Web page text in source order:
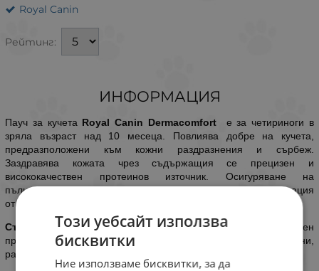
Royal Canin
Рейтинг:
ИНФОРМАЦИЯ
Пауч за кучета Royal Canin Dermacomfort е за четириноги в
зряла възраст над 10 месеца. Повлиява добре на кучета,
предразположени към кожни раздразнения и сърбеж.
Заздравява кожата чрез съдържащия се прецизен и
висококачествен протеинов източник. Осигуряване на
пълноценно и балансирано хранене с перфектната комбинация
от сухи и мокри хранителни формули.
Състав:
месо и животински продукти, продукти с растителен
произход, зърнени култури, минерали, масла и мазнини,
различни захари.
Този уебсайт използва
бисквитки
Ние използваме бисквитки, за да